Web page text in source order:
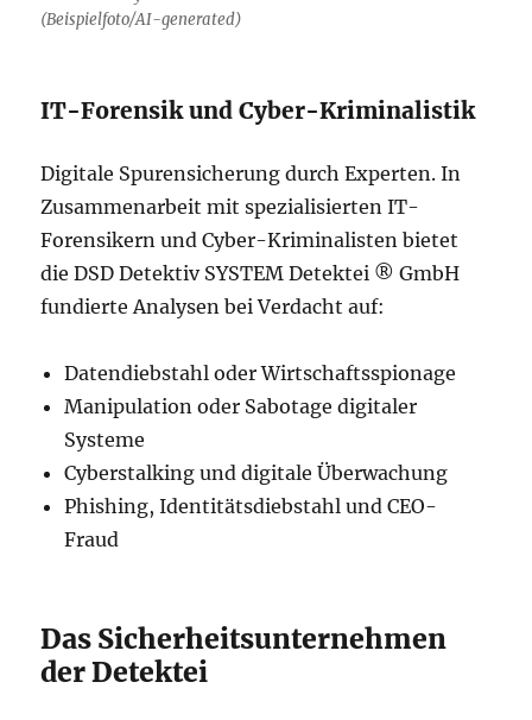
(Beispielfoto/AI-generated)
IT-Forensik und Cyber-Kriminalistik
Digitale Spurensicherung durch Experten. In
Zusammenarbeit mit spezialisierten IT-
Forensikern und Cyber-Kriminalisten bietet
die DSD Detektiv SYSTEM Detektei ® GmbH
fundierte Analysen bei Verdacht auf:
Datendiebstahl oder Wirtschaftsspionage
Manipulation oder Sabotage digitaler
Systeme
Cyberstalking und digitale Überwachung
Phishing, Identitätsdiebstahl und CEO-
Fraud
Das Sicherheitsunternehmen
der Detektei